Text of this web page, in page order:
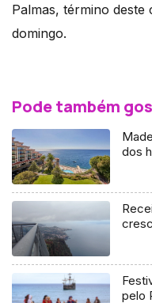
Palmas, término
domingo.
Pode também
dos
pelo